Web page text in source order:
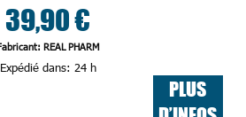
39,90 €
REAL PHARM
Expédié dans: 24 h
PLUS